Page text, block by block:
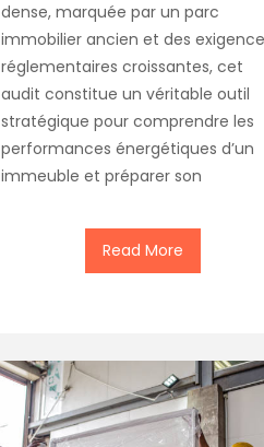
dense, marquée par un parc
immobilier ancien et des
réglementaires croissantes, cet
audit constitue un véritable outil
stratégique pour comprendre les
performances énergétiques d’un
immeuble et préparer son
Read More